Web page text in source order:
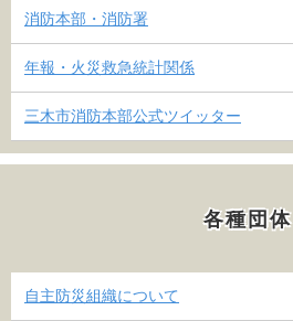
消防本部・消防署
年報・火災救急統計関係
三木市消防本部公式ツイッター
各種団体
自主防災組織について